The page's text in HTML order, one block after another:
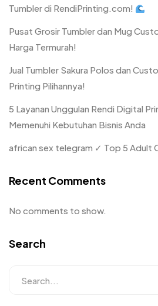
Tumbler di RendiPrinting.com!
Pusat Grosir Tumbler dan Mug
Harga Termurah!
Jual Tumbler Sakura Polos dan
Printing Pilihannya!
5 Layanan Unggulan Rendi Digital
Memenuhi Kebutuhan Bisnis Anda
african sex telegram ✓ Top 5 Adult
Recent Comments
No comments to show.
Search